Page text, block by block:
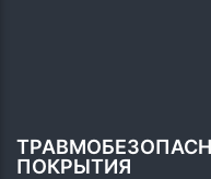
ПОКРЫТИЯ